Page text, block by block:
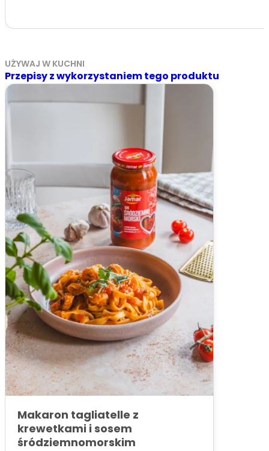
UŻYWAJ W KUCHNI
Przepisy z wykorzystaniem tego produktu
Makaron tagliatelle z
krewetkami i sosem
śródziemnomorskim